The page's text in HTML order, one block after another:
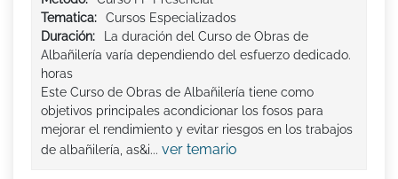
Tematica:
Cursos Especializados
Duración:
La duración del Curso de Obras de
Albañilería varía dependiendo del esfuerzo dedicado.
horas
Este Curso de Obras de Albañilería tiene como
objetivos principales acondicionar los fosos para
mejorar el rendimiento y evitar riesgos en los trabajos
de albañilería, as&i... ver temario